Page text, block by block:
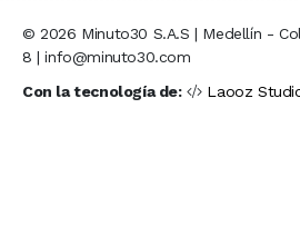
© 2026 Minuto30 S.A.S | Medellín -
8 | info@minuto30.com
Con la tecnología de:
Laooz